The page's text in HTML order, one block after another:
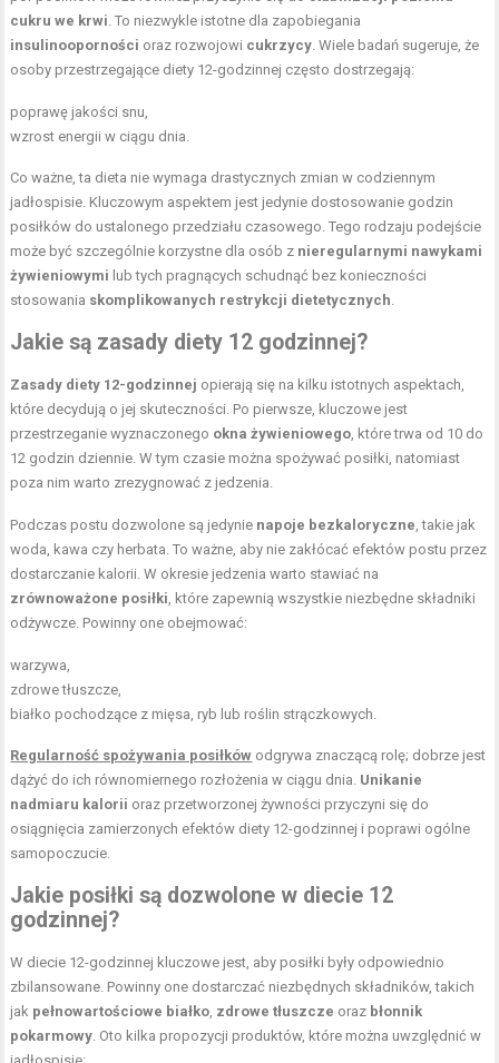
cukru we krwi. To niezwykle istotne dla zapobiegania
insulinooporności oraz rozwojowi cukrzycy. Wiele badań sugeruje, że
osoby przestrzegające diety 12-godzinnej często dostrzegają:
poprawę jakości snu,
wzrost energii w ciągu dnia.
Co ważne, ta dieta nie wymaga drastycznych zmian w codziennym
jadłospisie. Kluczowym aspektem jest jedynie dostosowanie godzin
posiłków do ustalonego przedziału czasowego. Tego rodzaju podejście
może być szczególnie korzystne dla osób z nieregularnymi nawykami
żywieniowymi lub tych pragnących schudnąć bez konieczności
stosowania skomplikowanych restrykcji dietetycznych.
Jakie są zasady diety 12 godzinnej?
Zasady diety 12-godzinnej opierają się na kilku istotnych aspektach,
które decydują o jej skuteczności. Po pierwsze, kluczowe jest
przestrzeganie wyznaczonego okna żywieniowego, które trwa od 10 do
12 godzin dziennie. W tym czasie można spożywać posiłki, natomiast
poza nim warto zrezygnować z jedzenia.
Podczas postu dozwolone są jedynie napoje bezkaloryczne, takie jak
woda, kawa czy herbata. To ważne, aby nie zakłócać efektów postu przez
dostarczanie kalorii. W okresie jedzenia warto stawiać na
zrównoważone posiłki, które zapewnią wszystkie niezbędne składniki
odżywcze. Powinny one obejmować:
warzywa,
zdrowe tłuszcze,
białko pochodzące z mięsa, ryb lub roślin strączkowych.
Regularność spożywania posiłków odgrywa znaczącą rolę; dobrze jest
dążyć do ich równomiernego rozłożenia w ciągu dnia. Unikanie
nadmiaru kalorii oraz przetworzonej żywności przyczyni się do
osiągnięcia zamierzonych efektów diety 12-godzinnej i poprawi ogólne
samopoczucie.
Jakie posiłki są dozwolone w diecie 12
godzinnej?
W diecie 12-godzinnej kluczowe jest, aby posiłki były odpowiednio
zbilansowane. Powinny one dostarczać niezbędnych składników, takich
jak pełnowartościowe białko, zdrowe tłuszcze oraz błonnik
pokarmowy. Oto kilka propozycji produktów, które można uwzględnić w